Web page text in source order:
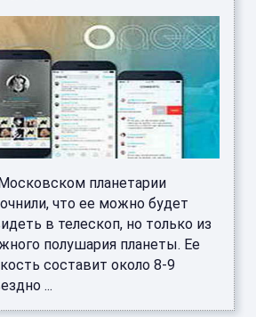
планетарии
что ее можно будет
в телескоп, но только из
полушария планеты. Ее
составит около 8-9
...